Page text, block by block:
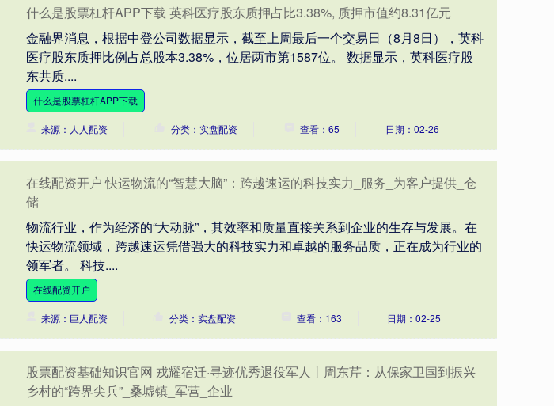
什么是股票杠杆APP下载 英科医疗股东质押占比3.38%, 质押市值约8.31亿元
金融界消息，根据中登公司数据显示，截至上周最后一个交易日（8月8日），英科
医疗股东质押比例占总股本3.38%，位居两市第1587位。 数据显示，英科医疗股
东共质....
什么是股票杠杆APP下载
来源：人人配资 分类：实盘配资 查看：65 日期：02-26
在线配资开户 快运物流的“智慧大脑”：跨越速运的科技实力_服务_为客户提供_仓
储
物流行业，作为经济的“大动脉”，其效率和质量直接关系到企业的生存与发展。在
快运物流领域，跨越速运凭借强大的科技实力和卓越的服务品质，正在成为行业的
领军者。 科技....
在线配资开户
来源：巨人配资 分类：实盘配资 查看：163 日期：02-25
股票配资基础知识官网 戎耀宿迁·寻迹优秀退役军人丨周东芹：从保家卫国到振兴
乡村的“跨界尖兵”_桑墟镇_军营_企业